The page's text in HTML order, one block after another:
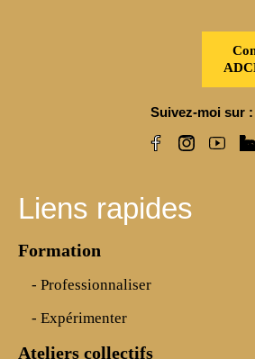
Suivez-moi sur :
Liens rapides
Formation
- Professionnaliser
- Expérimenter
Ateliers collectifs